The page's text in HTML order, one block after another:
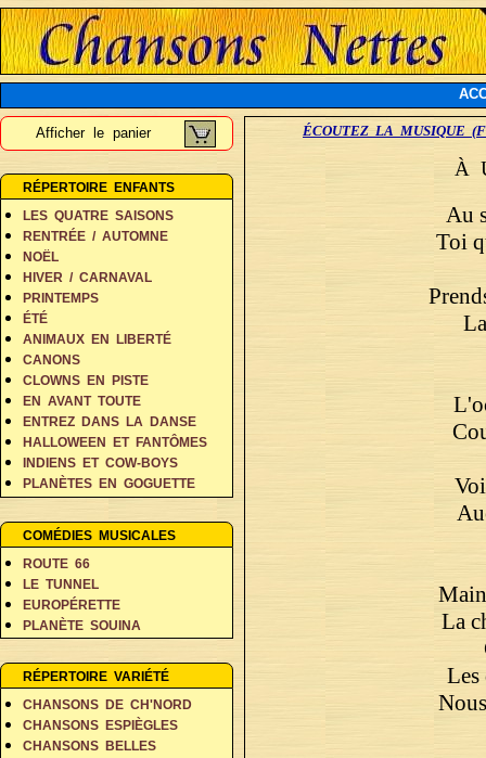
Afficher le panier
RÉPERTOIRE ENFANTS
LES QUATRE SAISONS
RENTRÉE / AUTOMNE
NOËL
HIVER / CARNAVAL
PRINTEMPS
ÉTÉ
ANIMAUX EN LIBERTÉ
CANONS
CLOWNS EN PISTE
EN AVANT TOUTE
ENTREZ DANS LA DANSE
HALLOWEEN ET FANTÔMES
INDIENS ET COW-BOYS
PLANÈTES EN GOGUETTE
RÊVES ET FANTAISIE
COMÉDIES MUSICALES
ROUTE 66
LE TUNNEL
EUROPÉRETTE
PLANÈTE SOUINA
RÉPERTOIRE VARIÉTÉ
CHANSONS DE CH'NORD
CHANSONS ESPIÈGLES
CHANSONS BELLES
ÉCOUTEZ LA MUSIQUE
À
Au
Toi
La
Les